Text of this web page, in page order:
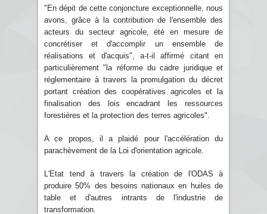
"En dépit de cette conjoncture exceptionnelle, nous
avons, grâce à la contribution de l'ensemble des
acteurs du secteur agricole, été en mesure de
concrétiser et d'accomplir un ensemble de
réalisations et d'acquis", a-t-il affirmé citant en
particulièrement "la réforme du cadre juridique et
réglementaire à travers la promulgation du décret
portant création des coopératives agricoles et la
finalisation des lois encadrant les ressources
forestières et la protection des terres agricoles".
A ce propos, il a plaidé pour l'accélération du
parachèvement de la Loi d'orientation agricole.
L'Etat tend à travers la création de l'ODAS à
produire 50% des besoins nationaux en huiles de
table et d'autres intrants de l'industrie de
transformation.